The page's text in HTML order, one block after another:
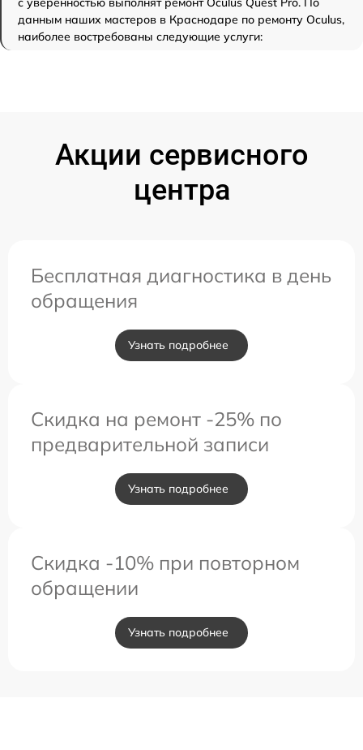
данным наших мастеров в Краснодаре по ремонту Oculus,
наиболее востребованы следующие услуги:
Акции сервисного
центра
Бесплатная диагностика в день
обращения
Узнать подробнее
Скидка на ремонт -25% по
предварительной записи
Узнать подробнее
Скидка -10% при повторном
обращении
Узнать подробнее